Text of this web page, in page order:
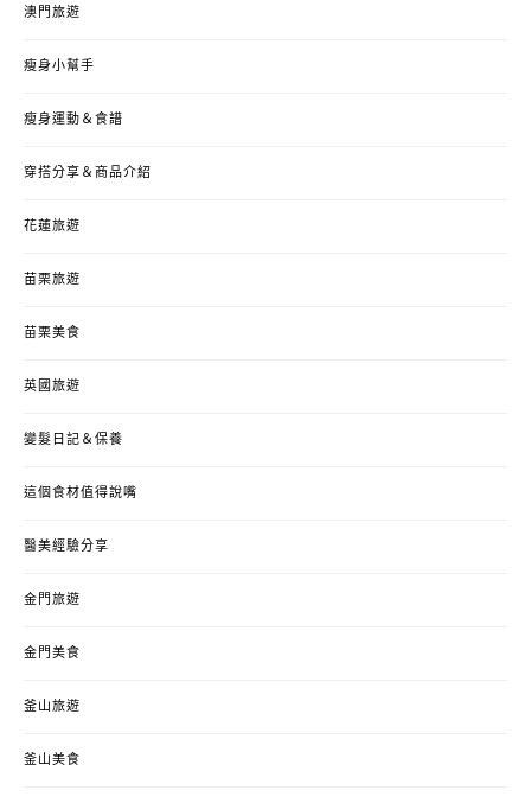
澳門旅遊
瘦身小幫手
瘦身運動＆食譜
穿搭分享＆商品介紹
花蓮旅遊
苗栗旅遊
苗栗美食
英國旅遊
變髮日記＆保養
這個食材值得說嘴
醫美經驗分享
金門旅遊
金門美食
釜山旅遊
釜山美食